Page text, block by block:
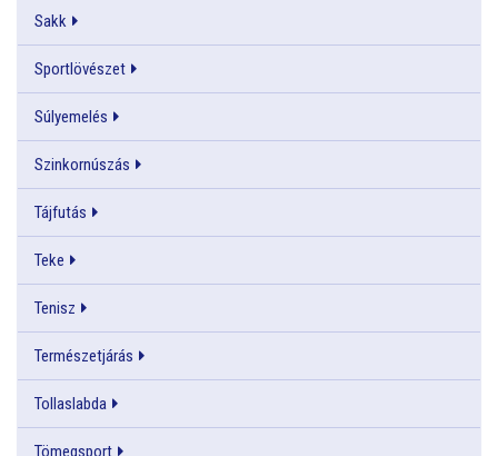
Sakk
Sportlövészet
Súlyemelés
Szinkornúszás
Tájfutás
Teke
Tenisz
Természetjárás
Tollaslabda
Tömegsport